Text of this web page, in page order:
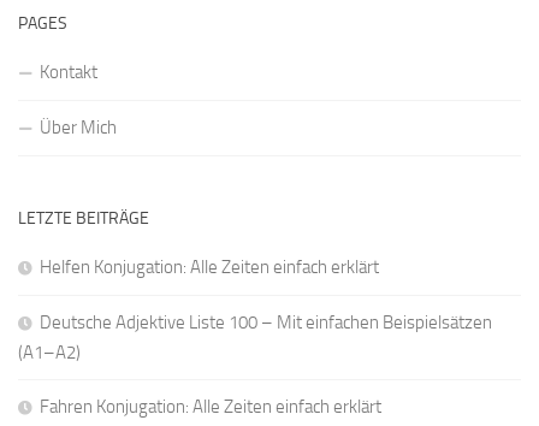
PAGES
Kontakt
Über Mich
LETZTE BEITRÄGE
Helfen Konjugation: Alle Zeiten einfach erklärt
Deutsche Adjektive Liste 100 – Mit einfachen Beispielsätzen
(A1–A2)
Fahren Konjugation: Alle Zeiten einfach erklärt